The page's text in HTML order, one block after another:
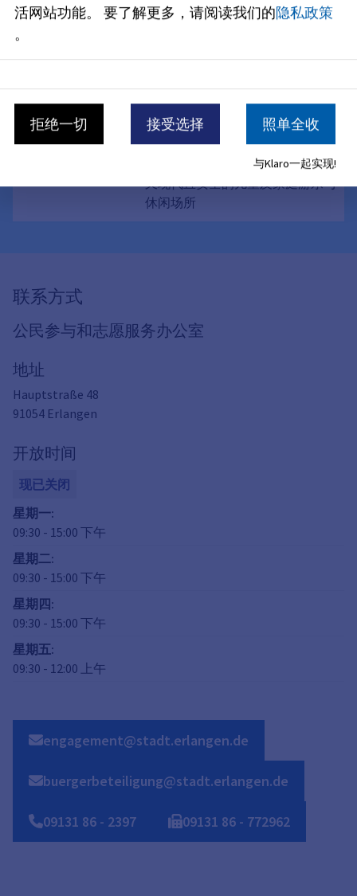
使这里成为孩子们和家庭理想的游
德克森多夫池塘游乐场——
西岸
在德赫森多夫池塘的西岸，正建起
一座占地约400平方米、既吸引人
又现代且安全的儿童及家庭游乐与
休闲场所
联系方式
公民参与和志愿服务办公室
地址
Hauptstraße 48
91054 Erlangen
开放时间
现已关闭
星期一:
09:30 - 15:00 下午
星期二:
09:30 - 15:00 下午
星期四 :
09:30 - 15:00 下午
星期五:
09:30 - 12:00 上午
engagement@stadt.erlangen.de
buergerbeteiligung@stadt.erlangen.de
09131 86 - 2397 09131 86 - 772962
活网站功能。
要了解更多，请阅读我们的隐私政策
。
拒绝一切 接受选择 照单全收
与Klaro一起实现!